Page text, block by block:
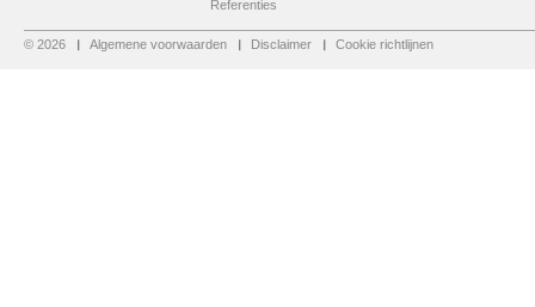
Referenties
© 2026 Algemene voorwaarden Disclaimer Cookie richtlijnen